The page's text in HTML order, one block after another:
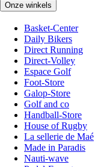
Onze winkels
Basket-Center
Daily Bikers
Direct Running
Direct-Volley
Espace Golf
Foot-Store
Galop-Store
Golf and co
Handball-Store
House of Rugby
La sellerie de Maé
Made in Paradis
Nauti-wave